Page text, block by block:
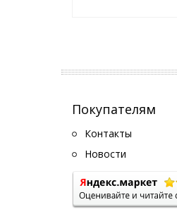
Покупателям
Контакты
Новости